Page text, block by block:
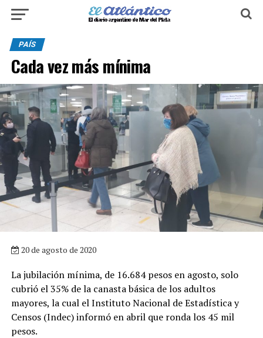
PAÍS
Cada vez más mínima
20 de agosto de 2020
La jubilación mínima, de 16.684 pesos en agosto, solo
cubrió el 35% de la canasta básica de los adultos
mayores, la cual el Instituto Nacional de Estadística y
Censos (Indec) informó en abril que ronda los 45 mil
pesos.